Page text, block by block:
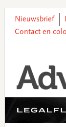
primary
main
primary
footer
Nieuwsbrief
Contact en